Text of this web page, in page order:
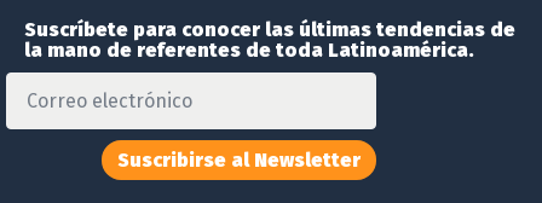
Suscríbete para conocer las últimas tendencias de
la mano de referentes de toda Latinoamérica.
Suscribirse al Newsletter